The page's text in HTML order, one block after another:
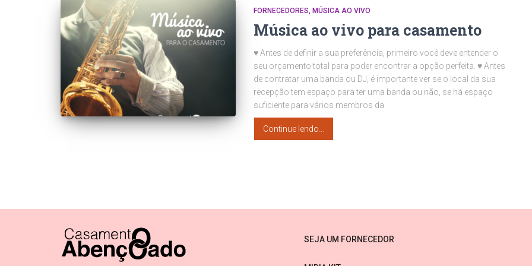
FORNECEDORES MÚSICA AO VIVO
Música ao vivo para casamento
♥ Antes de definir a sua preferência, primeiro você deve entender o
seu orçamento total para poder encontrar a opção perfeita. ♥ Antes
de contratar uma banda ou DJ, é importante ver se o local da sua
recepção tem espaço para ter uma banda ou não, se há espaço
suficiente para vários membros da
Continue lendo…
SEJA UM FORNECEDOR